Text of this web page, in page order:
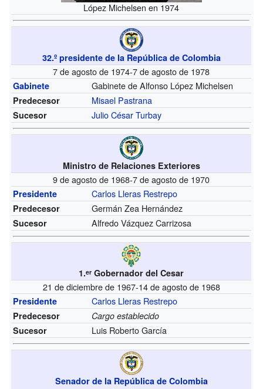
López Michelsen en 1974
32.º presidente de la República de Colombia
7 de agosto de 1974-7 de agosto de 1978
Gabinete Gabinete de Alfonso López Michelsen
Predecesor Misael Pastrana
Sucesor Julio César Turbay
Ministro de Relaciones Exteriores
9 de agosto de 1968-7 de agosto de 1970
Presidente Carlos Lleras Restrepo
Predecesor Germán Zea Hernández
Sucesor Alfredo Vázquez Carrizosa
1.er Gobernador del Cesar
21 de diciembre de 1967-14 de agosto de 1968
Presidente Carlos Lleras Restrepo
Predecesor
Cargo establecido
Sucesor
Luis Roberto García
Senador de la República de Colombia